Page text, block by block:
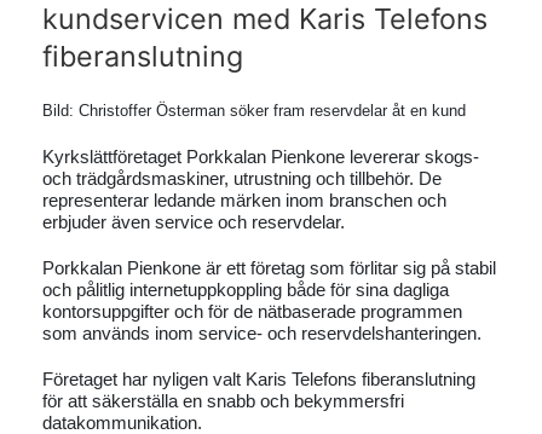
kundservicen med Karis Telefons
fiberanslutning
Bild: Christoffer Österman söker fram reservdelar åt en kund
Kyrkslättföretaget Porkkalan Pienkone levererar skogs-
och trädgårdsmaskiner, utrustning och tillbehör. De
representerar ledande märken inom branschen och
erbjuder även service och reservdelar.
Porkkalan Pienkone är ett företag som förlitar sig på stabil
och pålitlig internetuppkoppling både för sina dagliga
kontorsuppgifter och för de nätbaserade programmen
som används inom service- och reservdelshanteringen.
Företaget har nyligen valt Karis Telefons fiberanslutning
för att säkerställa en snabb och bekymmersfri
datakommunikation.